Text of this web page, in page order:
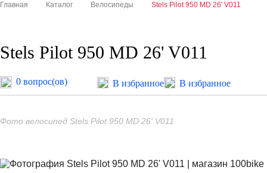
Главная Каталог Велосипеды Stels Pilot 950 MD 26' V011
Stels Pilot 950 MD 26' V011
0 вопрос(ов) В избранное В избранное
Фото велосипед Stels Pilot 950 MD 26' V011